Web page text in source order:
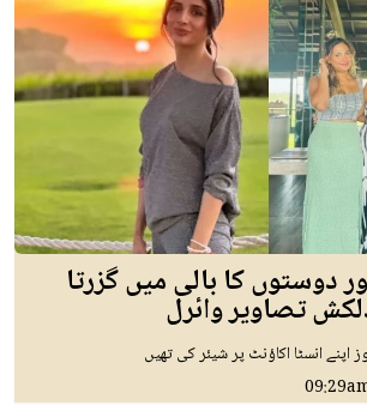
دوستوں کا بالی میں گزرتا
تصاویر وائرل
اپنے انسٹا اکاؤنٹ پر شیئر کی تھیں